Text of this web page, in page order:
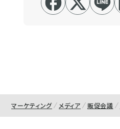
マーケティング メディア 販促会議